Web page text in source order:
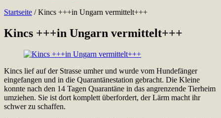
Startseite /Kincs +++in Ungarn vermittelt+++
Kincs +++in Ungarn vermittelt+++
Kincs lief auf der Strasse umher und wurde vom Hundefänger
eingefangen und in die Quarantänestation gebracht. Die Kleine
konnte nach den 14 Tagen Quarantäne in das angrenzende Tierheim
umziehen. Sie ist dort komplett überfordert, der Lärm macht ihr
schwer zu schaffen.